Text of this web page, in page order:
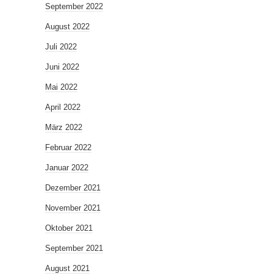
September 2022
August 2022
Juli 2022
Juni 2022
Mai 2022
April 2022
März 2022
Februar 2022
Januar 2022
Dezember 2021
November 2021
Oktober 2021
September 2021
August 2021